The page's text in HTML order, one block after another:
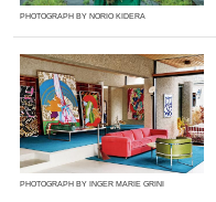
PHOTOGRAPH BY NORIO KIDERA
PHOTOGRAPH BY INGER MARIE GRINI